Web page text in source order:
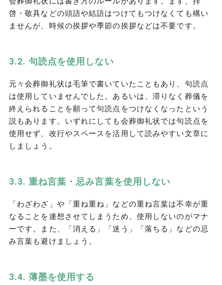
啓・敬具などの頭語や結語はつけてもつけなくても構い
ませんが、時候の挨拶や季節の挨拶などは不要です。
句読点を使用しない
元々会葬御礼状は毛筆で書いていたこともあり、句読点
は使用していませんでした。あるいは、滞りなく葬儀を
終えられることを願って句読点をつけなくなったという
説もあります。いずれにしても会葬御礼状では句読点を
使用せず、改行やスペースを活用して読みやすい文章に
しましょう。
重ね言葉・忌み言葉を使用しない
「わざわざ」や「重ね重ね」などの重ね言葉は不幸が重
なることを連想させてしまうため、使用しないのがマナ
ーです。また、「消える」「迷う」「落ちる」などの忌
み言葉も避けましょう。
薄墨を使用する